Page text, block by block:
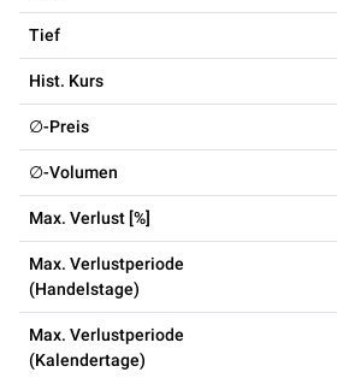
Tief
Hist. Kurs
∅-Preis
∅-Volumen
Max. Verlust [%]
Max. Verlustperiode
(Handelstage)
Max. Verlustperiode
(Kalendertage)